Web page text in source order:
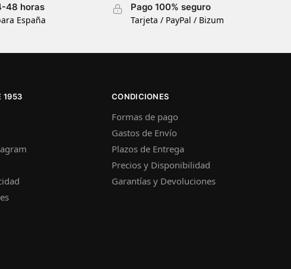
48 horas
España
Pago 100% seguro
Tarjeta / PayPal / Bizum
1953 CONDICIONES
Formas de pago
Gastos de Envío
Plazos de Entrega
Precios y Disponibilidad
Garantías y Devoluciones